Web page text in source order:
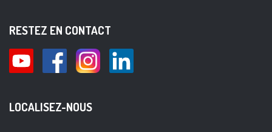
RESTEZ EN CONTACT
LOCALISEZ-NOUS